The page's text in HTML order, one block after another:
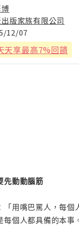
版家族有限公司
12/07
天享最高7%回饋
先動動腦筋
「用嘴巴罵人，每個
個人都具備的本事